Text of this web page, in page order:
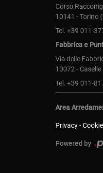
Corso
10141 - Torino
Tel. +39 011-
Fabbrica e
Via delle
10072 - Caselle
Tel. +39 011-
Area
Privacy-Cookie
Powered by